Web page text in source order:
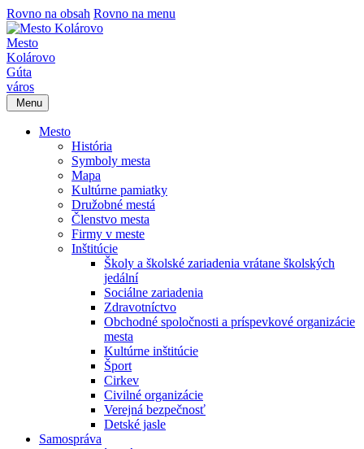
Rovno na obsah Rovno na menu
Mesto
Kolárovo
Gúta
város
Menu
Mesto
História
Symboly mesta
Mapa
Kultúrne pamiatky
Družobné mestá
Členstvo mesta
Firmy v meste
Inštitúcie
Školy a školské zariadenia vrátane školských
jedální
Sociálne zariadenia
Zdravotníctvo
Obchodné spoločnosti a príspevkové organizácie
mesta
Kultúrne inštitúcie
Šport
Cirkev
Civilné organizácie
Verejná bezpečnosť
Detské jasle
Samospráva